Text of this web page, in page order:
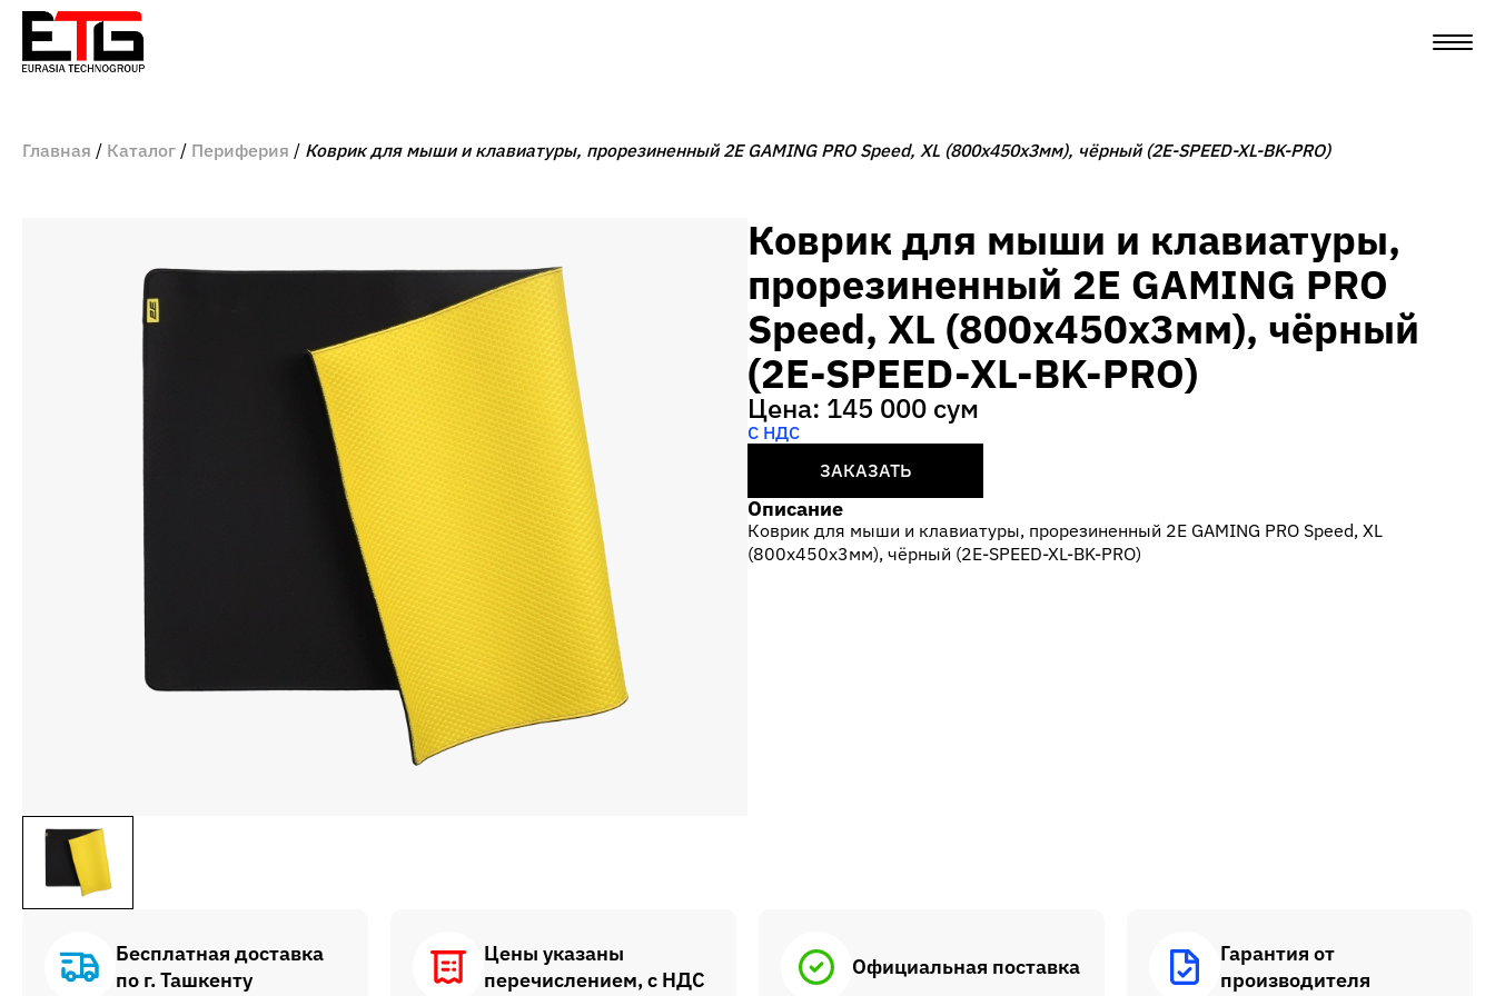
Главная Каталог Периферия Коврик для мыши и клавиатуры, прорезиненный 2E GAMING PRO Speed, XL (800x450x3мм), чёрный (2E-SPEED-XL-BK-PRO)
Коврик для мыши и клавиатуры,
прорезиненный 2E GAMING PRO
Speed, XL (800x450x3мм), чёрный
(2E-SPEED-XL-BK-PRO)
Цена: 145 000 сум
С НДС
ЗАКАЗАТЬ
Описание
Коврик для мыши и клавиатуры, прорезиненный 2E GAMING PRO Speed, XL
(800x450x3мм), чёрный (2E-SPEED-XL-BK-PRO)
Бесплатная доставка
по г. Ташкенту
Цены указаны
перечислением, с НДС
Официальная поставка
Гарантия от
производителя